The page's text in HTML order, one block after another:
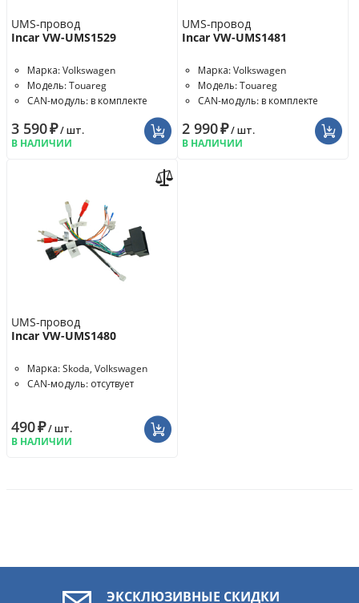
UMS-провод
Incar VW-UMS1529
Марка: Volkswagen
Модель: Touareg
CAN-модуль: в комплекте
3 590₽/ шт.
В НАЛИЧИИ
UMS-провод
Incar VW-UMS1481
Марка: Volkswagen
Модель: Touareg
CAN-модуль: в комплекте
2 990₽/ шт.
В НАЛИЧИИ
UMS-провод
Incar VW-UMS1480
Марка: Skoda, Volkswagen
CAN-модуль: отсутвует
490₽/ шт.
В НАЛИЧИИ
ЭКСКЛЮЗИВНЫЕ СКИДКИ